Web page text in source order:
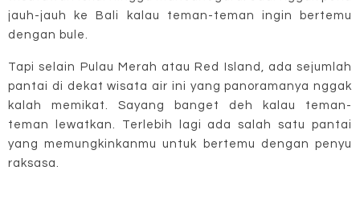
jauh-jauh ke Bali kalau teman-teman ingin bertemu
dengan bule.
Tapi selain Pulau Merah atau Red Island, ada sejumlah
pantai di dekat wisata air ini yang panoramanya nggak
kalah memikat. Sayang banget deh kalau teman-
teman lewatkan. Terlebih lagi ada salah satu pantai
yang memungkinkanmu untuk bertemu dengan penyu
raksasa.